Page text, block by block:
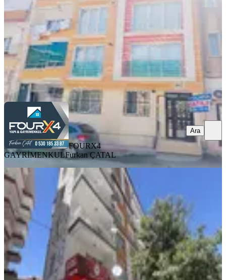
·115 m²· Yüksek giriş
2.250.000 ₺
FOURX4 GAYRİMENKUL Furkan ÇATAL
FOURX4
GAYRİMENKULFurkan ÇATAL
Ara
YENİ
Paşaköşkü Ana Cadde Üzerinde
Satılık 2+1
Battalgazi, Hacı Abdi Mahallesi
2+1· 130 m² ·2. Kat·06.08.2026
1.250.000 ₺